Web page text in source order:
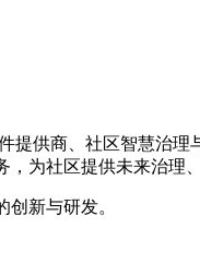
提供商、社区智慧治
为社区提供未来治理
新与研发。